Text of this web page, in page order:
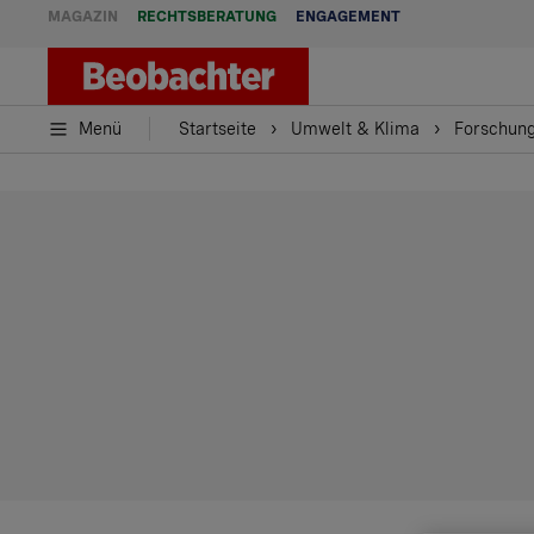
MAGAZIN RECHTSBERATUNG ENGAGEMENT
Menü Startseite Umwelt & Klima